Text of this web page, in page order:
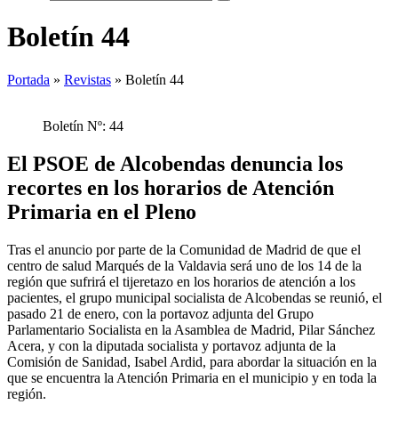
Boletín 44
Portada » Revistas » Boletín 44
Boletín Nº: 44
El PSOE de Alcobendas denuncia los
recortes en los horarios de Atención
Primaria en el Pleno
Tras el anuncio por parte de la Comunidad de Madrid de que el
centro de salud Marqués de la Valdavia será uno de los 14 de la
región que sufrirá el tijeretazo en los horarios de atención a los
pacientes, el grupo municipal socialista de Alcobendas se reunió, el
pasado 21 de enero, con la portavoz adjunta del Grupo
Parlamentario Socialista en la Asamblea de Madrid, Pilar Sánchez
Acera, y con la diputada socialista y portavoz adjunta de la
Comisión de Sanidad, Isabel Ardid, para abordar la situación en la
que se encuentra la Atención Primaria en el municipio y en toda la
región.